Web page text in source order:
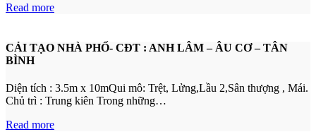
Read more
CẢI TẠO NHÀ PHỐ- CĐT : ANH LÂM – ÂU CƠ – TÂN
BÌNH
Diện tích : 3.5m x 10mQui mô: Trệt, Lửng,Lầu 2,Sân thượng , Mái.
Chủ trì : Trung kiên Trong những…
Read more